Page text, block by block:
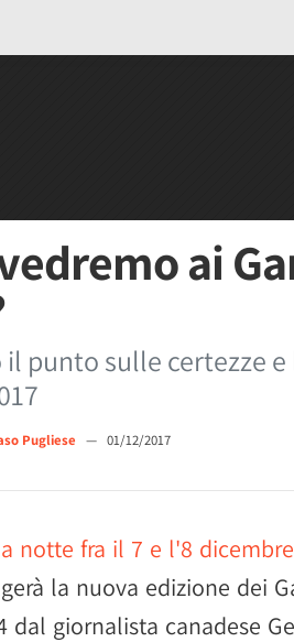
ai
il punto sulle certezze
Pugliese — 01/12/2017
notte fra il 7 e l'8 dicembre
la nuova edizione dei
dal giornalista canadese